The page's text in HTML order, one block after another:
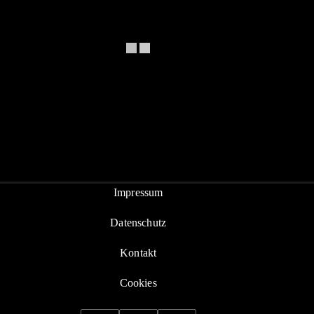
Impressum
Datenschutz
Kontakt
Cookies